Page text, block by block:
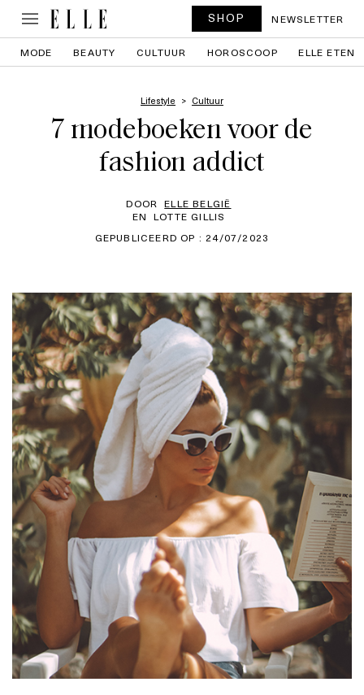
SHOP NEWSLETTER
MODE BEAUTY CULTUUR HOROSCOOP ELLE ETEN
Lifestyle Cultuur
7 modeboeken voor de
fashion addict
DOOR ELLE BELGIË
EN LOTTE GILLIS
GEPUBLICEERD OP : 24/07/2023